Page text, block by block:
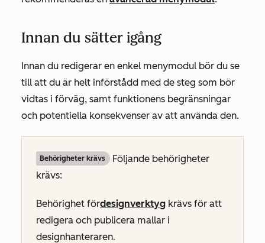
Innan du sätter igång
Innan du redigerar en enkel menymodul bör du se
till att du är helt införstådd med de steg som bör
vidtas i förväg, samt funktionens begränsningar
och potentiella konsekvenser av att använda den.
Behörigheter krävs
Följande behörigheter
krävs:
Behörighet fördesignverktyg krävs för att
redigera och publicera mallar i
designhanteraren.